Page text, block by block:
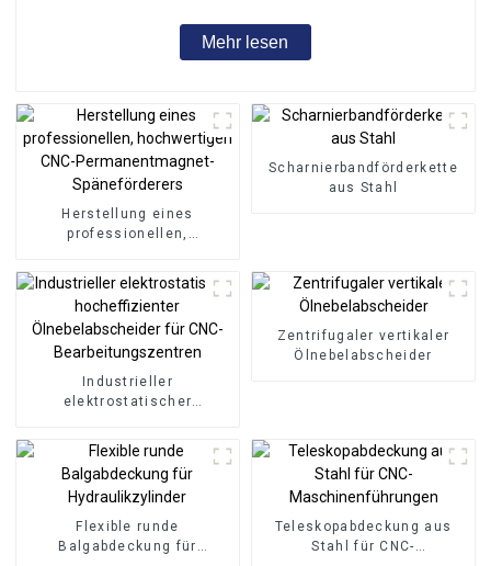
Mehr lesen
Herstellung eines
professionellen,
Permanentmagnet-
Späneförderers
Scharnierbandförderkette
aus Stahl
Industrieller
elektrostatischer
Ölnebelabscheider für CNC-
Bearbeitungszentren
Zentrifugaler vertikaler
Ölnebelabscheider
Flexible runde
Balgabdeckung für
Teleskopabdeckung aus
Stahl für CNC-